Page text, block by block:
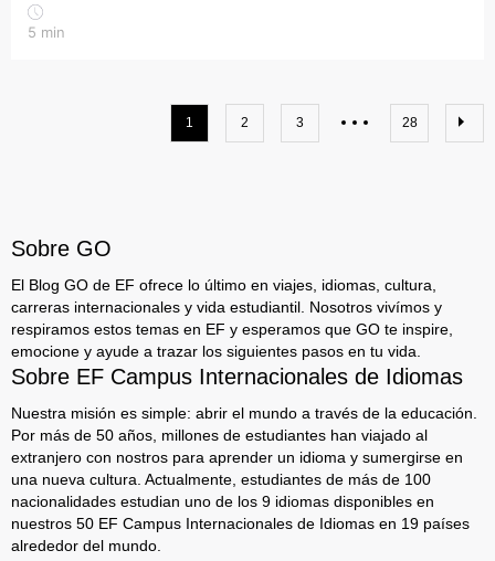
5 min
1 2 3 28
Sobre GO
El Blog GO de EF ofrece lo último en viajes, idiomas, cultura,
carreras internacionales y vida estudiantil. Nosotros vivímos y
respiramos estos temas en EF y esperamos que GO te inspire,
emocione y ayude a trazar los siguientes pasos en tu vida.
Sobre EF Campus Internacionales de Idiomas
Nuestra misión es simple: abrir el mundo a través de la educación.
Por más de 50 años, millones de estudiantes han viajado al
extranjero con nostros para aprender un idioma y sumergirse en
una nueva cultura. Actualmente, estudiantes de más de 100
nacionalidades estudian uno de los 9 idiomas disponibles en
nuestros 50 EF Campus Internacionales de Idiomas en 19 países
alrededor del mundo.